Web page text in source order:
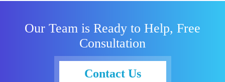
Domo
menyebutkan
bahwa 99%
Our Team is Ready to Help, Free
Consultation
Contact Us